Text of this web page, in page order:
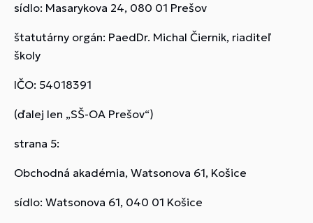
sídlo: Masarykova 24, 080 01 Prešov
štatutárny orgán: PaedDr. Michal Čiernik, riaditeľ
školy
IČO: 54018391
(ďalej len „SŠ-OA Prešov“)
strana 5:
Obchodná akadémia, Watsonova 61, Košice
sídlo: Watsonova 61, 040 01 Košice